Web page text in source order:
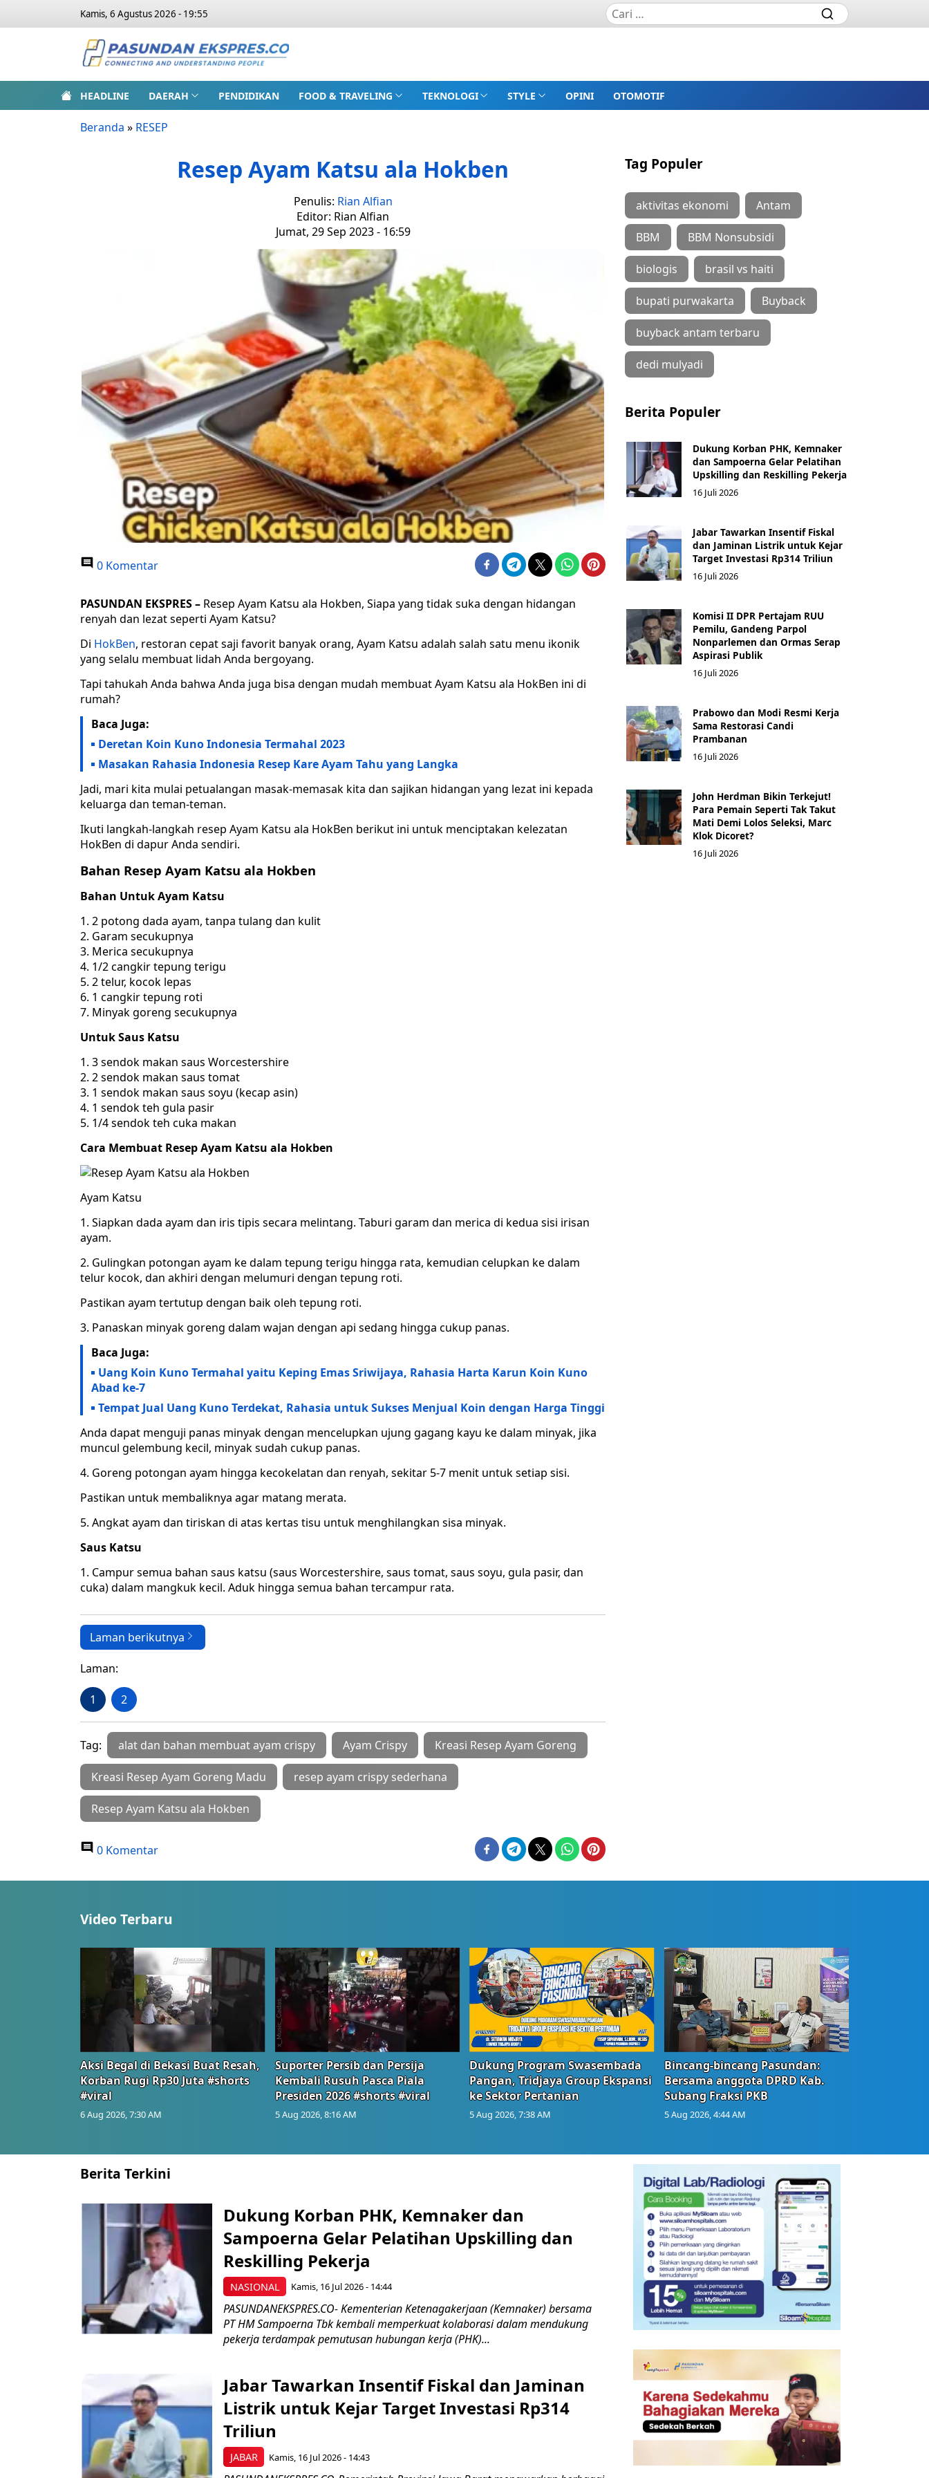
Kamis, 6 Agustus 2026 - 19:55
HEADLINE DAERAH PENDIDIKAN FOOD & TRAVELING TEKNOLOGI STYLE OPINI OTOMOTIF
Beranda » RESEP
Resep Ayam Katsu ala Hokben
Penulis: Rian Alfian
Editor: Rian Alfian
Jumat, 29 Sep 2023 - 16:59
0 Komentar
PASUNDAN EKSPRES – Resep Ayam Katsu ala Hokben, Siapa yang tidak suka dengan hidangan
renyah dan lezat seperti Ayam Katsu?
Di HokBen, restoran cepat saji favorit banyak orang, Ayam Katsu adalah salah satu menu ikonik
yang selalu membuat lidah Anda bergoyang.
Tapi tahukah Anda bahwa Anda juga bisa dengan mudah membuat Ayam Katsu ala HokBen ini di
rumah?
Baca Juga:
Deretan Koin Kuno Indonesia Termahal 2023
Masakan Rahasia Indonesia Resep Kare Ayam Tahu yang Langka
Jadi, mari kita mulai petualangan masak-memasak kita dan sajikan hidangan yang lezat ini kepada
keluarga dan teman-teman.
Ikuti langkah-langkah resep Ayam Katsu ala HokBen berikut ini untuk menciptakan kelezatan
HokBen di dapur Anda sendiri.
Bahan Resep Ayam Katsu ala Hokben
Bahan Untuk Ayam Katsu
1. 2 potong dada ayam, tanpa tulang dan kulit
2. Garam secukupnya
3. Merica secukupnya
4. 1/2 cangkir tepung terigu
5. 2 telur, kocok lepas
6. 1 cangkir tepung roti
7. Minyak goreng secukupnya
Untuk Saus Katsu
1. 3 sendok makan saus Worcestershire
2. 2 sendok makan saus tomat
3. 1 sendok makan saus soyu (kecap asin)
4. 1 sendok teh gula pasir
5. 1/4 sendok teh cuka makan
Cara Membuat Resep Ayam Katsu ala Hokben
Ayam Katsu
1. Siapkan dada ayam dan iris tipis secara melintang. Taburi garam dan merica di kedua sisi irisan
ayam.
2. Gulingkan potongan ayam ke dalam tepung terigu hingga rata, kemudian celupkan ke dalam
telur kocok, dan akhiri dengan melumuri dengan tepung roti.
Pastikan ayam tertutup dengan baik oleh tepung roti.
3. Panaskan minyak goreng dalam wajan dengan api sedang hingga cukup panas.
Baca Juga:
Uang Koin Kuno Termahal yaitu Keping Emas Sriwijaya, Rahasia Harta Karun Koin Kuno
Abad ke-7
Tempat Jual Uang Kuno Terdekat, Rahasia untuk Sukses Menjual Koin dengan Harga Tinggi
Anda dapat menguji panas minyak dengan mencelupkan ujung gagang kayu ke dalam minyak, jika
muncul gelembung kecil, minyak sudah cukup panas.
4. Goreng potongan ayam hingga kecokelatan dan renyah, sekitar 5-7 menit untuk setiap sisi.
Pastikan untuk membaliknya agar matang merata.
5. Angkat ayam dan tiriskan di atas kertas tisu untuk menghilangkan sisa minyak.
Saus Katsu
1. Campur semua bahan saus katsu (saus Worcestershire, saus tomat, saus soyu, gula pasir, dan
cuka) dalam mangkuk kecil. Aduk hingga semua bahan tercampur rata.
Laman berikutnya
Laman:
1 2
Tag: alat dan bahan membuat ayam crispy Ayam Crispy Kreasi Resep Ayam Goreng
Kreasi Resep Ayam Goreng Madu resep ayam crispy sederhana
Resep Ayam Katsu ala Hokben
0 Komentar
Tag Populer
aktivitas ekonomi Antam
BBM BBM Nonsubsidi
biologis brasil vs haiti
bupati purwakarta Buyback
buyback antam terbaru
dedi mulyadi
Berita Populer
Dukung Korban PHK, Kemnaker
dan Sampoerna Gelar Pelatihan
Upskilling dan Reskilling Pekerja
16 Juli 2026
Jabar Tawarkan Insentif Fiskal
dan Jaminan Listrik untuk Kejar
Target Investasi Rp314 Triliun
16 Juli 2026
Komisi II DPR Pertajam RUU
Pemilu, Gandeng Parpol
Nonparlemen dan Ormas Serap
Aspirasi Publik
16 Juli 2026
Prabowo dan Modi Resmi Kerja
Sama Restorasi Candi
Prambanan
16 Juli 2026
John Herdman Bikin Terkejut!
Para Pemain Seperti Tak Takut
Mati Demi Lolos Seleksi, Marc
Klok Dicoret?
16 Juli 2026
Video Terbaru
Aksi Begal di Bekasi Buat Resah,
Korban Rugi Rp30 Juta #shorts
#viral
6 Aug 2026, 7:30 AM
Suporter Persib dan Persija
Kembali Rusuh Pasca Piala
Presiden 2026 #shorts #viral
5 Aug 2026, 8:16 AM
Dukung Program Swasembada
Pangan, Tridjaya Group Ekspansi
ke Sektor Pertanian
5 Aug 2026, 7:38 AM
Bincang-bincang Pasundan:
Bersama anggota DPRD Kab.
Subang Fraksi PKB
5 Aug 2026, 4:44 AM
Berita Terkini
NASIONAL
Dukung Korban PHK, Kemnaker dan
Sampoerna Gelar Pelatihan Upskilling dan
Reskilling Pekerja
Kamis, 16 Jul 2026 - 14:44
PASUNDANEKSPRES.CO- Kementerian Ketenagakerjaan (Kemnaker) bersama
PT HM Sampoerna Tbk kembali memperkuat kolaborasi dalam mendukung
pekerja terdampak pemutusan hubungan kerja (PHK)...
JABAR
Jabar Tawarkan Insentif Fiskal dan Jaminan
Listrik untuk Kejar Target Investasi Rp314
Triliun
Kamis, 16 Jul 2026 - 14:43